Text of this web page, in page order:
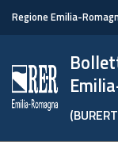
Regione Emilia-